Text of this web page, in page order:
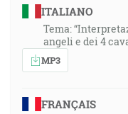
ITALIANO
Tema:
angeli e dei 4
MP3
FRANÇAIS